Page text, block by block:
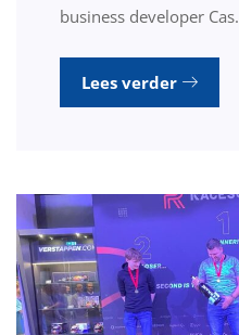
business developer
Lees verder